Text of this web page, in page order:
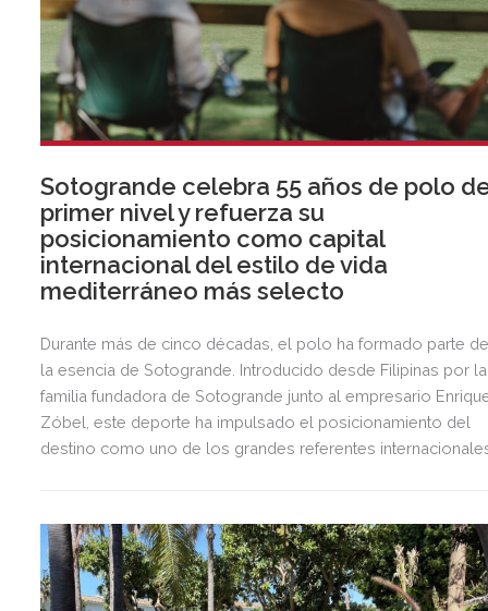
Sotogrande celebra 55 años de polo
primer nivel y refuerza su
posicionamiento como capital
internacional del estilo de vida
mediterráneo más selecto
Durante más de cinco décadas, el polo ha formado parte
la esencia de Sotogrande. Introducido desde Filipinas por la
familia fundadora de Sotogrande junto al empresario
Zóbel, este deporte ha impulsado el posicionamiento del
destino como uno de los grandes referentes
exclusiva agenda social.